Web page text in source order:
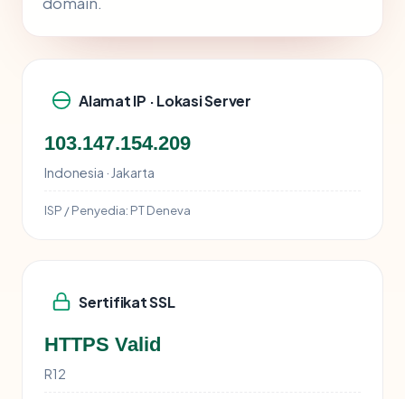
Alamat IP · Lokasi Server
103.147.154.209
Indonesia · Jakarta
ISP / Penyedia: PT Deneva
Sertifikat SSL
HTTPS Valid
R12